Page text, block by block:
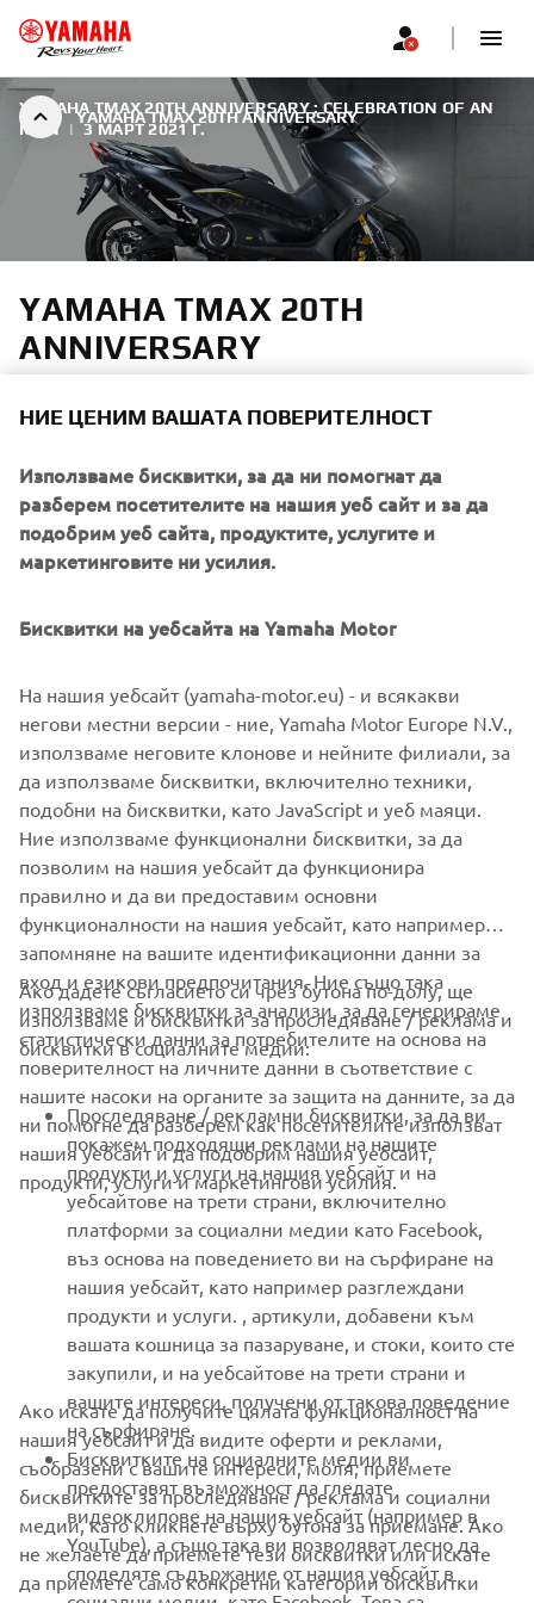
YAMAHA TMAX 20TH ANNIVERSARY
YAMAHA TMAX 20TH ANNIVERSARY : CELEBRATION OF AN
ICON | 3 МАРТ 2021 Г.
YAMAHA TMAX 20TH
ANNIVERSARY
the past two decades, Yamaha introduce the new TMAX
unique new colour, the TMAX 20th Anniversary celebrates
Sport Scooter, and gives TMAX lovers the opportunity to
own the ultimate edition of this truly remarkable Yamaha.
DISCOVER IT
CORPORATE
FOR BUSINESS
MORE YAMAHA
SUPPORT
НОВИНАРСКИ БЮЛЕТИН
Бъдете първите, които ще научат за най-новите оферти,
специални събития, нови модели и много други
АБОНИРАНЕ
Прочетете нашата Политика за поверителност, за да научите
как обработваме вашите лични данни:Политика за защита на
НИЕ ЦЕНИМ ВАШАТА ПОВЕРИТЕЛНОСТ
Използваме бисквитки, за да ни помогнат да
разберем посетителите на нашия уеб сайт и за да
подобрим уеб сайта, продуктите, услугите и
маркетинговите ни усилия.
Бисквитки на уебсайта на Yamaha Motor
На нашия уебсайт (yamaha-motor.eu) - и всякакви
негови местни версии - ние, Yamaha Motor Europe N.V.,
използваме неговите клонове и нейните филиали, за
да използваме бисквитки, включително техники,
подобни на бисквитки, като JavaScript и уеб маяци.
Ние използваме функционални бисквитки, за да
позволим на нашия уебсайт да функционира
правилно и да ви предоставим основни
функционалности на нашия уебсайт, като например
запомняне на вашите идентификационни данни за
вход и езикови предпочитания. Ние също така
използваме бисквитки за анализи, за да генерираме
статистически данни за потребителите на основа на
поверителност на личните данни в съответствие с
нашите насоки на органите за защита на данните, за да
ни помогне да разберем как посетителите използват
нашия уебсайт и да подобрим нашия уебсайт,
продукти, услуги и маркетингови усилия.
Ако дадете съгласието си чрез бутона по-долу, ще
използваме и бисквитки за проследяване / реклама и
бисквитки в социалните медии:
Проследяване / рекламни бисквитки, за да ви
покажем подходящи реклами на нашите
продукти и услуги на нашия уебсайт и на
уебсайтове на трети страни, включително
платформи за социални медии като Facebook,
въз основа на поведението ви на сърфиране на
нашия уебсайт, като например разглеждани
продукти и услуги. , артикули, добавени към
вашата кошница за пазаруване, и стоки, които сте
закупили, и на уебсайтове на трети страни и
вашите интереси, получени от такова поведение
на сърфиране.
Бисквитките на социалните медии ви
предоставят възможност да гледате
видеоклипове на нашия уебсайт (например в
YouTube), а също така ви позволяват лесно да
споделяте съдържание от нашия уебсайт в
Ако искате да получите цялата функционалност на
нашия уебсайт и да видите оферти и реклами,
съобразени с вашите интереси, моля, приемете
бисквитките за проследяване / реклама и социални
медии, като кликнете върху бутона за приемане. Ако
не желаете да приемете тези бисквитки или искате
да приемете само конкретни категории бисквитки